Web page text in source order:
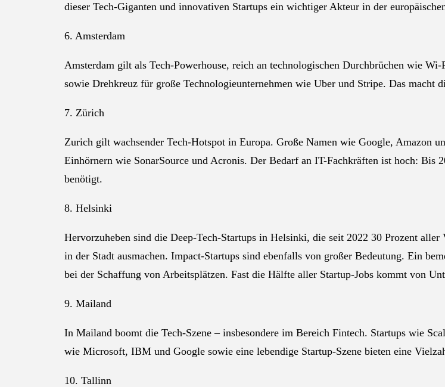
dieser Tech-Giganten und innovativen Startups ein wichtiger Akteur in der
6. Amsterdam
Amsterdam gilt als Tech-Powerhouse, reich an technologischen Durchbrüchen wie
sowie Drehkreuz für große Technologieunternehmen wie Uber und Stripe. Das macht
7. Zürich
Zurich gilt wachsender Tech-Hotspot in Europa. Große Namen wie Google, Amazon
Einhörnern wie SonarSource und Acronis. Der Bedarf an IT-Fachkräften ist hoch: Bis
benötigt.
8. Helsinki
Hervorzuheben sind die Deep-Tech-Startups in Helsinki, die seit 2022 30 Prozent
in der Stadt ausmachen. Impact-Startups sind ebenfalls von großer Bedeutung. Ein
bei der Schaffung von Arbeitsplätzen. Fast die Hälfte aller Startup-Jobs kommt von
9. Mailand
In Mailand boomt die Tech-Szene – insbesondere im Bereich Fintech. Startups wie
wie Microsoft, IBM und Google sowie eine lebendige Startup-Szene bieten eine
10. Tallinn